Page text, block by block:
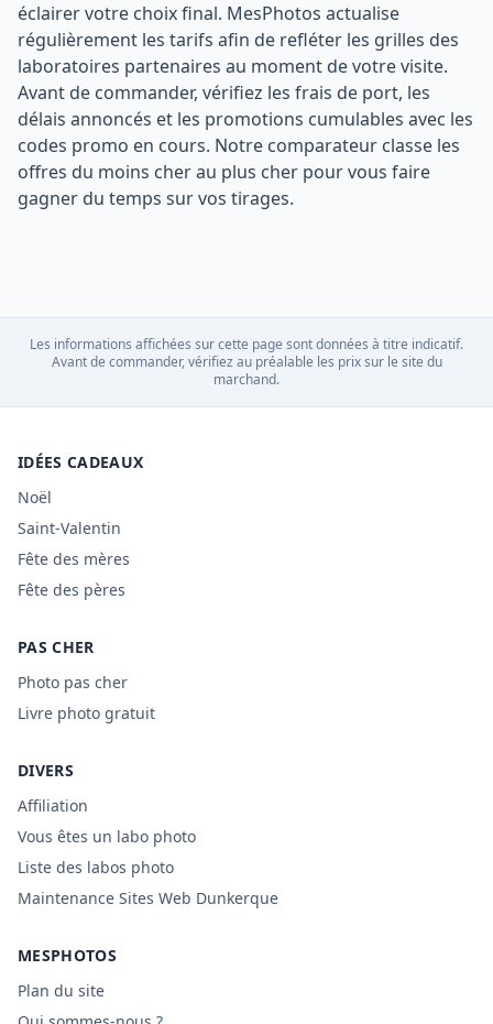
éclairer votre choix final. MesPhotos actualise
régulièrement les tarifs afin de refléter les grilles des
laboratoires partenaires au moment de votre visite.
Avant de commander, vérifiez les frais de port, les
délais annoncés et les promotions cumulables avec les
codes promo en cours. Notre comparateur classe les
offres du moins cher au plus cher pour vous faire
gagner du temps sur vos tirages.
Les informations affichées sur cette page sont données à titre indicatif.
Avant de commander, vérifiez au préalable les prix sur le site du
marchand.
IDÉES CADEAUX
Noël
Saint-Valentin
Fête des mères
Fête des pères
PAS CHER
Photo pas cher
Livre photo gratuit
DIVERS
Affiliation
Vous êtes un labo photo
Liste des labos photo
Maintenance Sites Web Dunkerque
MESPHOTOS
Plan du site